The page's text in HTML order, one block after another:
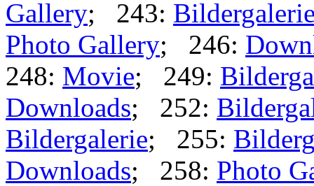
Gallery; 243:
Photo Gallery; 246:
248: Movie; 249:
Downloads; 252:
Bildergalerie; 255:
Downloads; 258: Photo